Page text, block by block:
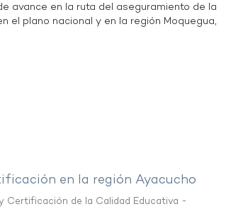
avance en la ruta del aseguramiento de la
el plano nacional y en la región Moquegua,
en la región Ayacucho
Certificación de la Calidad Educativa -